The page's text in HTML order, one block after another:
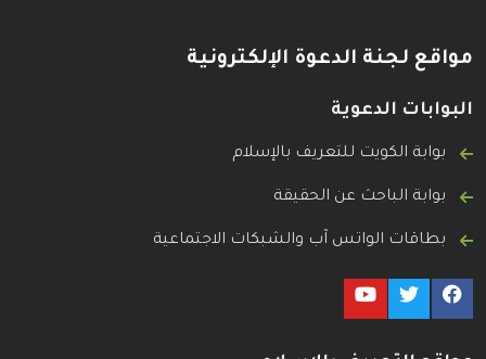
مواقع لجنة الدعوة الإلكترونية
البوابات الدعوية
بوابة الكويت للتعريف بالإسلام
بوابة الباحث عن الحقيقة
بطاقات الواتس آب والشبكات الاجتماعية